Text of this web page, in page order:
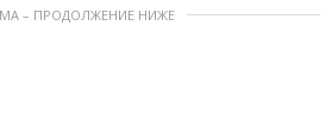
– ПРОДОЛЖЕНИЕ НИЖЕ